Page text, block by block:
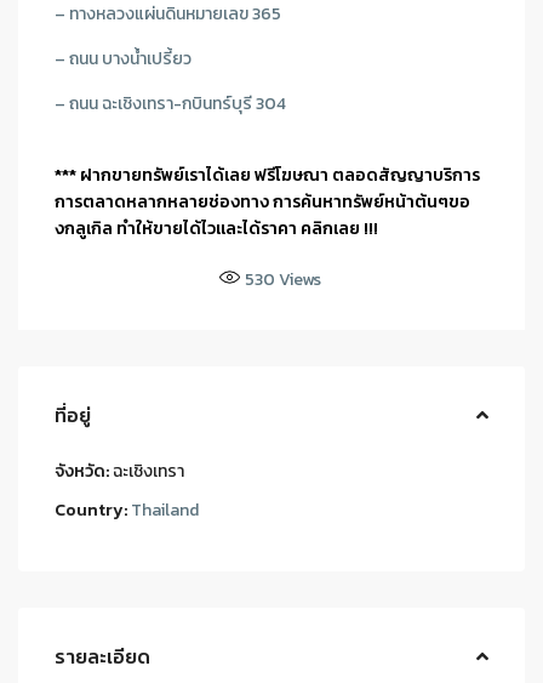
– ทางหลวงแผ่นดินหมายเลข 365
– ถนน บางน้ำเปรี้ยว
– ถนน ฉะเชิงเทรา-กบินทร์บุรี 304
*** ฝากขายทรัพย์เราได้เลย ฟรีโฆษณา ตลอดสัญญาบริการ
การตลาดหลากหลายช่องทาง การค้นหาทรัพย์หน้าต้นๆขอ
งกลูเกิล ทำให้ขายได้ไวและได้ราคา คลิกเลย !!!
530Views
ที่อยู่
จังหวัด:ฉะเชิงเทรา
Country:Thailand
รายละเอียด